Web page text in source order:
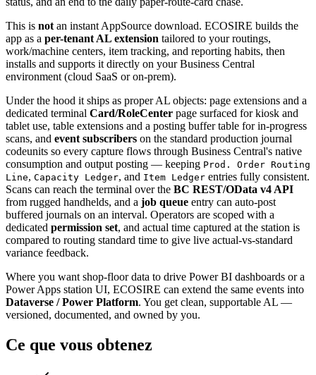
This is not an instant AppSource download. ECOSIRE builds the
app as a per-tenant AL extension tailored to your routings,
work/machine centers, item tracking, and reporting habits, then
installs and supports it directly on your Business Central
environment (cloud SaaS or on-prem).
Under the hood it ships as proper AL objects: page extensions and a
dedicated terminal Card/RoleCenter page surfaced for kiosk and
tablet use, table extensions and a posting buffer table for in-progress
scans, and event subscribers on the standard production journal
codeunits so every capture flows through Business Central's native
consumption and output posting — keeping Prod. Order Routing
Line, Capacity Ledger, and Item Ledger entries fully consistent.
Scans can reach the terminal over the BC REST/OData v4 API
from rugged handhelds, and a job queue entry can auto-post
buffered journals on an interval. Operators are scoped with a
dedicated permission set, and actual time captured at the station is
compared to routing standard time to give live actual-vs-standard
variance feedback.
Where you want shop-floor data to drive Power BI dashboards or a
Power Apps station UI, ECOSIRE can extend the same events into
Dataverse / Power Platform. You get clean, supportable AL —
versioned, documented, and owned by you.
Ce que vous obtenez